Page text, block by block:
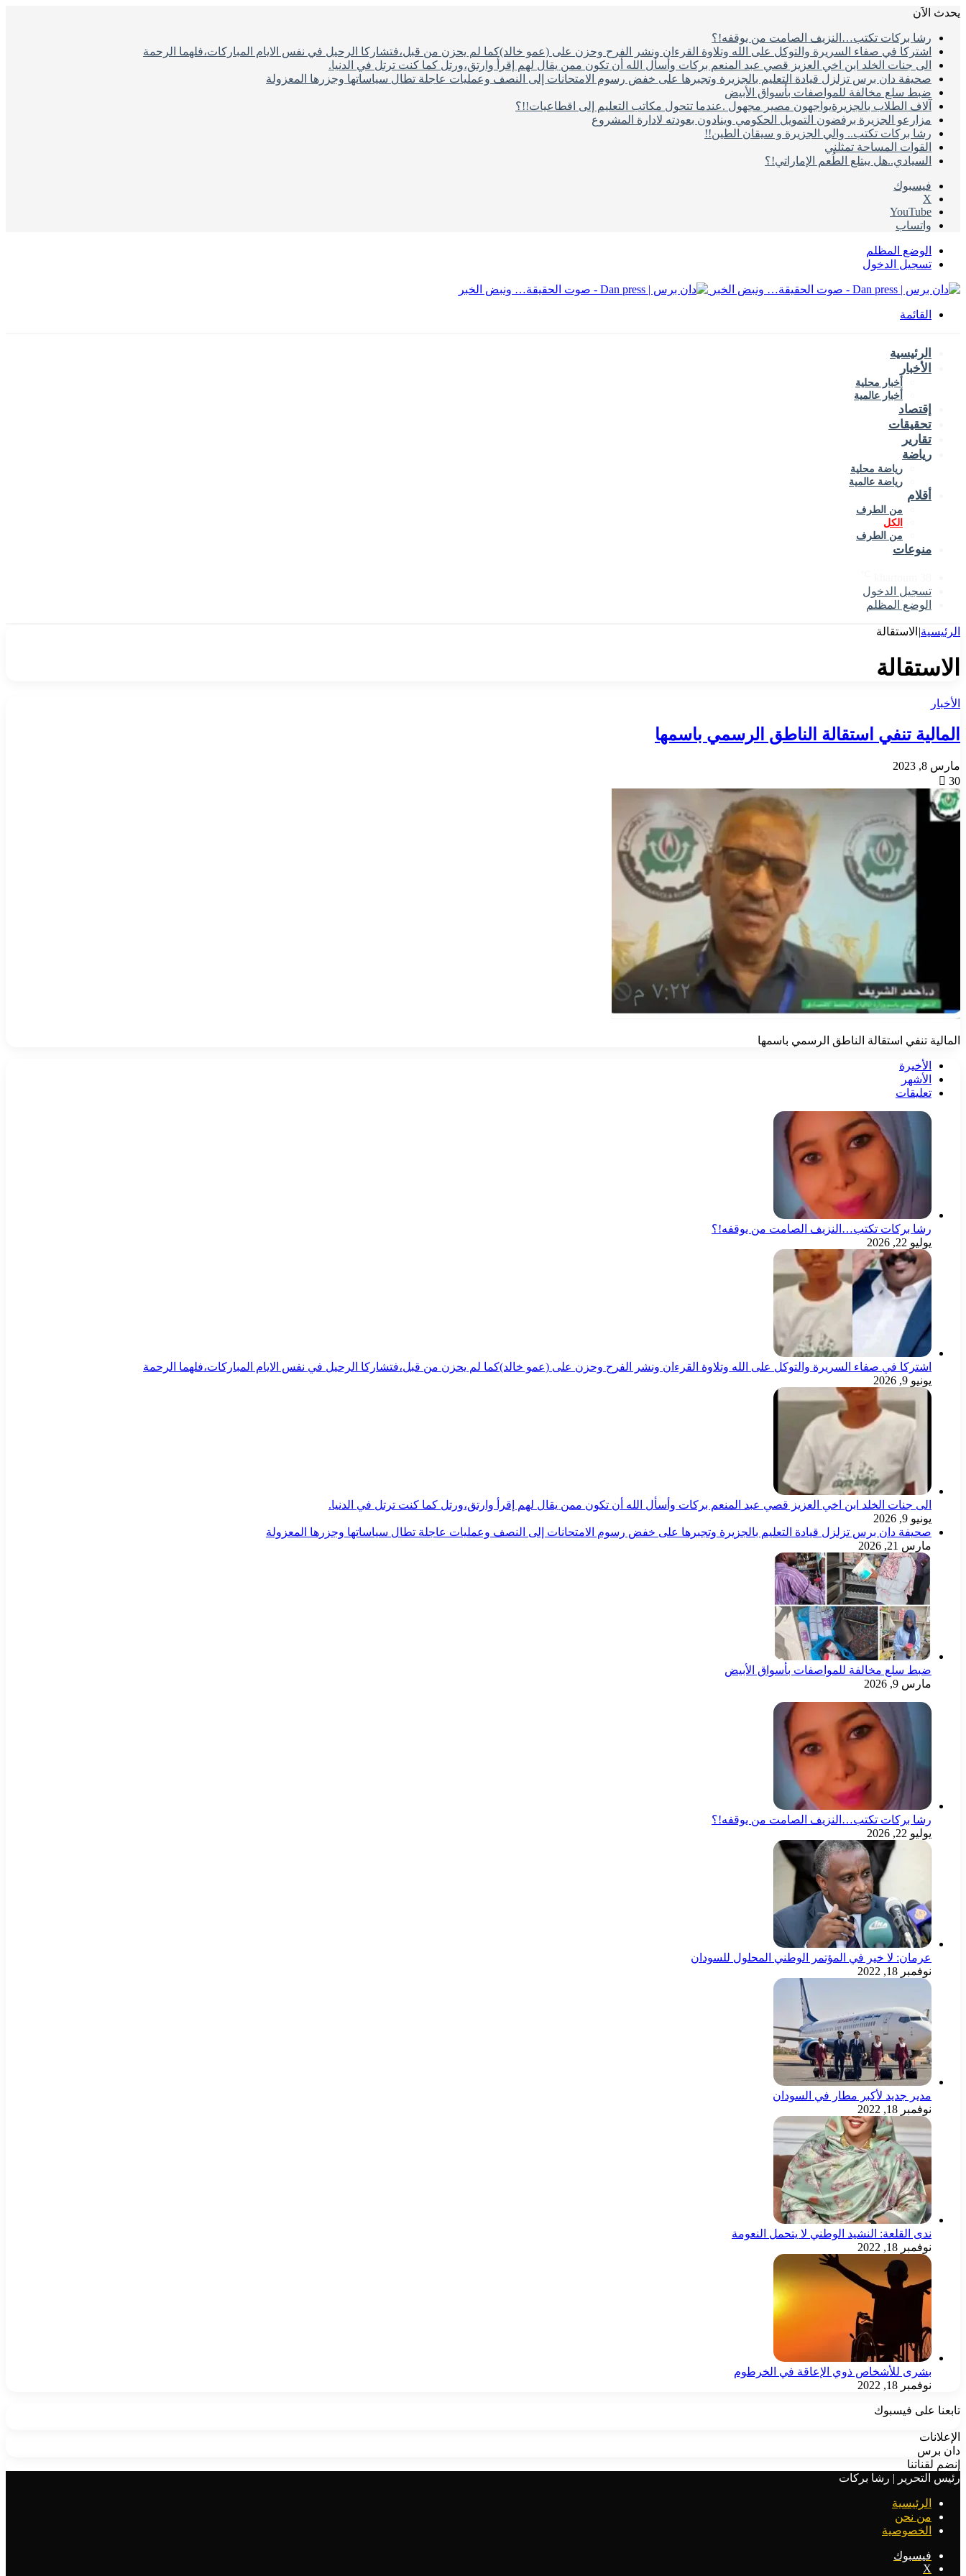
يحدث الاَن
رشا بركات تكتب…النزيف الصامت من يوقفه!؟
اشتركا في صفاء السريرة والتوكل على الله وتلاوة القرءان ونشر الفرح وحزن على (عمو خالد)كما لم يحزن من قبل،فتشاركا الرحيل في نفس الايام المباركات،فلهما الرحمة
الى جنات الخلد ابن اخي العزيز قصي عبد المنعم بركات وأسأل الله أن تكون ممن يقال لهم إقرأ وارتق،ورتل كما كنت ترتل في الدنيا.
صحيفة دان برس تزلزل قيادة التعليم بالجزيرة وتجبرها على خفض رسوم الامتحانات إلى النصف وعمليات عاجلة تطال سياساتها وجزرها المعزولة
ضبط سلع مخالفة للمواصفات بأسواق الأبيض
آلاف الطلاب بالجزيرةيواجهون مصير مجهول .عندما تتحول مكاتب التعليم إلى اقطاعيات!!؟
مزارعو الجزيرة برفضون التمويل الحكومي وينادون بعودته لادارة المشروع
رشا بركات تكتب.. والي الجزيرة و سيقان الطين!!
القوات المساحة تمثلني
السيادي..هل يبتلع الطُعم الإماراتي!؟
فيسبوك
‫X
‫YouTube
واتساب
الوضع المظلم
تسجيل الدخول
القائمة
الرئيسية
الأخبار
أخبار محلية
أخبار عالمية
إقتصاد
تحقيقات
تقارير
رياضة
رياضة محلية
رياضة عالمية
أقلام
من الطرف
الكل
من الطرف
منوعات
تسجيل الدخول
الوضع المظلم
الرئيسية| الاستقالة
الاستقالة
الأخبار
المالية تنفي استقالة الناطق الرسمي باسمها
مارس 8, 2023
30
المالية تنفي استقالة الناطق الرسمي باسمها
الأخيرة
الأشهر
تعليقات
رشا بركات تكتب…النزيف الصامت من يوقفه!؟
يوليو 22, 2026
اشتركا في صفاء السريرة والتوكل على الله وتلاوة القرءان ونشر الفرح وحزن على (عمو خالد)كما لم يحزن من قبل،فتشاركا الرحيل في نفس الايام المباركات،فلهما الرحمة
يونيو 9, 2026
الى جنات الخلد ابن اخي العزيز قصي عبد المنعم بركات وأسأل الله أن تكون ممن يقال لهم إقرأ وارتق،ورتل كما كنت ترتل في الدنيا.
يونيو 9, 2026
صحيفة دان برس تزلزل قيادة التعليم بالجزيرة وتجبرها على خفض رسوم الامتحانات إلى النصف وعمليات عاجلة تطال سياساتها وجزرها المعزولة
مارس 21, 2026
ضبط سلع مخالفة للمواصفات بأسواق الأبيض
مارس 9, 2026
رشا بركات تكتب…النزيف الصامت من يوقفه!؟
يوليو 22, 2026
عرمان: لا خير في المؤتمر الوطني المحلول للسودان
نوفمبر 18, 2022
مدير جديد لأكبر مطار في السودان
نوفمبر 18, 2022
ندى القلعة: النشيد الوطني لا يتحمل النعومة
نوفمبر 18, 2022
بشرى للأشخاص ذوي الإعاقة في الخرطوم
نوفمبر 18, 2022
تابعنا على فيسبوك
الإعلانات
دان برس
إنضم لقناتنا
رئيس التحرير | رشا بركات
الرئيسية
من نحن
الخصوصية
فيسبوك
‫X